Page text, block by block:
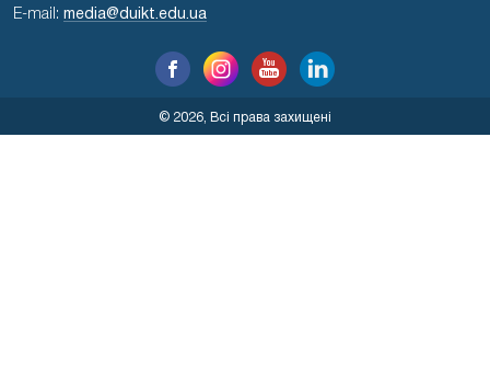
E-mail: media@duikt.edu.ua
© 2026, Всі права захищені